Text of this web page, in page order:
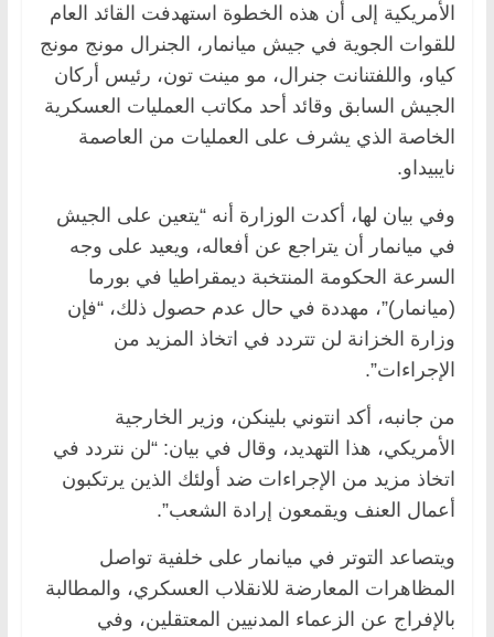
الأمريكية إلى أن هذه الخطوة استهدفت القائد العام
للقوات الجوية في جيش ميانمار، الجنرال مونج مونج
كياو، واللفتنانت جنرال، مو مينت تون، رئيس أركان
الجيش السابق وقائد أحد مكاتب العمليات العسكرية
الخاصة الذي يشرف على العمليات من العاصمة
نايبيداو.
وفي بيان لها، أكدت الوزارة أنه “يتعين على الجيش
في ميانمار أن يتراجع عن أفعاله، ويعيد على وجه
السرعة الحكومة المنتخبة ديمقراطيا في بورما
(ميانمار)”، مهددة في حال عدم حصول ذلك، “فإن
وزارة الخزانة لن تتردد في اتخاذ المزيد من
الإجراءات”.
من جانبه، أكد انتوني بلينكن، وزير الخارجية
الأمريكي، هذا التهديد، وقال في بيان: “لن نتردد في
اتخاذ مزيد من الإجراءات ضد أولئك الذين يرتكبون
أعمال العنف ويقمعون إرادة الشعب”.
ويتصاعد التوتر في ميانمار على خلفية تواصل
المظاهرات المعارضة للانقلاب العسكري، والمطالبة
بالإفراج عن الزعماء المدنيين المعتقلين، وفي